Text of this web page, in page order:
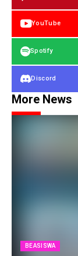
YouTube
Spotify
Discord
More News
BEASISWA